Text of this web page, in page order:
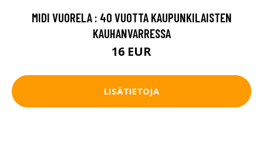
MIDI VUORELA : 40 VUOTTA KAUPUNKILAISTEN
KAUHANVARRESSA
16 EUR
LISÄTIETOJA